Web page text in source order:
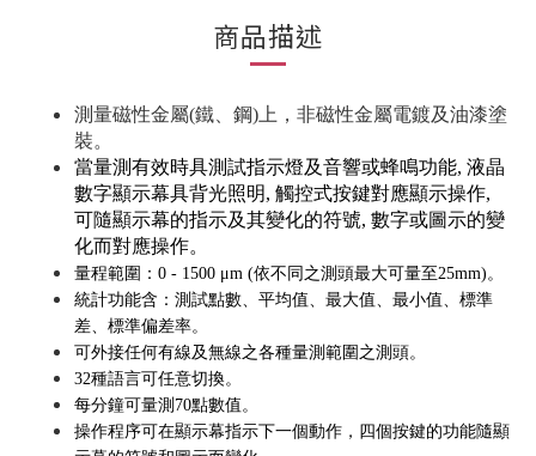
商品描述
測量磁性金屬(鐵、鋼)上，非磁性金屬電鍍及油漆塗
裝。
當量測有效時具測試指示燈及音響或蜂鳴功能, 液晶
數字顯示幕具背光照明, 觸控式按鍵對應顯示操作,
可隨顯示幕的指示及其變化的符號, 數字或圖示的變
化而對應操作。
量程範圍：0 - 1500 μm (依不同之測頭最大可量至25mm)。
統計功能含：測試點數、平均值、最大值、最小值、標準
差、標準偏差率。
可外接任何有線及無線之各種量測範圍之測頭。
32種語言可任意切換。
每分鐘可量測70點數值。
操作程序可在顯示幕指示下一個動作，四個按鍵的功能隨顯